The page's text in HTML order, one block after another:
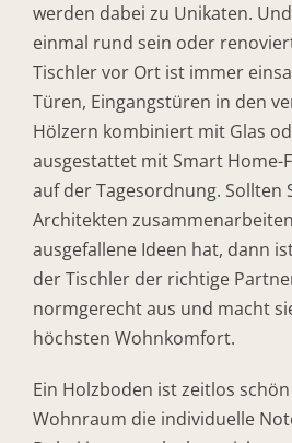
werden dabei zu Unikaten.
einmal rund sein oder
Tischler vor Ort ist immer
Türen, Eingangstüren in den
Hölzern kombiniert mit Glas
ausgestattet mit Smart Home-
auf der Tagesordnung. Sollten
Architekten
ausgefallene Ideen hat, dann
der Tischler der richtige
normgerecht aus und macht
höchsten Wohnkomfort.
Ein Holzboden ist zeitlos
Wohnraum die individuelle